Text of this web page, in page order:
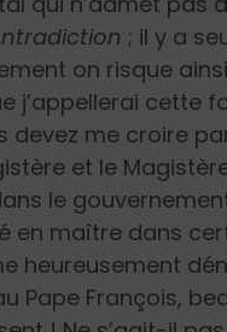
; il y a
on risque
j’appellerai cette
devez me croire
et le
le
en maître dans
heureusement
Pape François,